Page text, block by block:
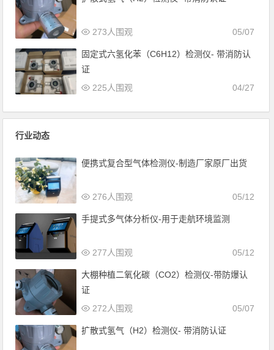
05/07
273人围观
固定式六氢化苯（C6H12）检测仪- 带消防认
证
04/27
225人围观
行业动态
便携式复合型气体检测仪-制造厂家原厂出货
05/12
276人围观
手提式多气体分析仪-用于走航环境监测
05/12
277人围观
大棚种植二氧化碳（CO2）检测仪-带防爆认
证
05/07
272人围观
扩散式氢气（H2）检测仪- 带消防认证